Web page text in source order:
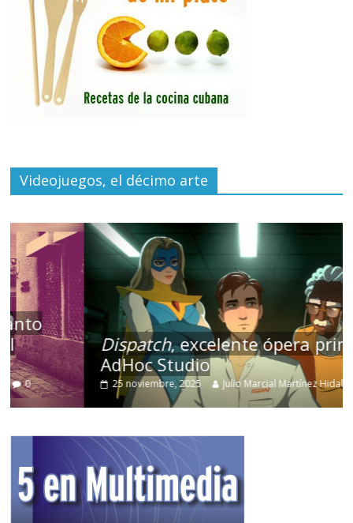
Videojuegos, el décimo arte
Dispatch, excelente ópera prima de
AdHoc Studio
25 noviembre, 2025 Julio Marcial Martínez Hidalgo 0